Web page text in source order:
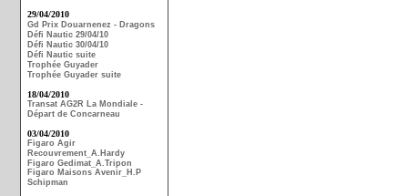
29/04/2010
Gd Prix Douarnenez - Dragons
Défi Nautic 29/04/10
Défi Nautic 30/04/10
Défi Nautic suite
Trophée Guyader
Trophée Guyader suite
18/04/2010
Transat AG2R La Mondiale -
Départ de Concarneau
03/04/2010
Figaro Agir
Recouvrement_A.Hardy
Figaro Gedimat_A.Tripon
Figaro Maisons Avenir_H.P
Schipman